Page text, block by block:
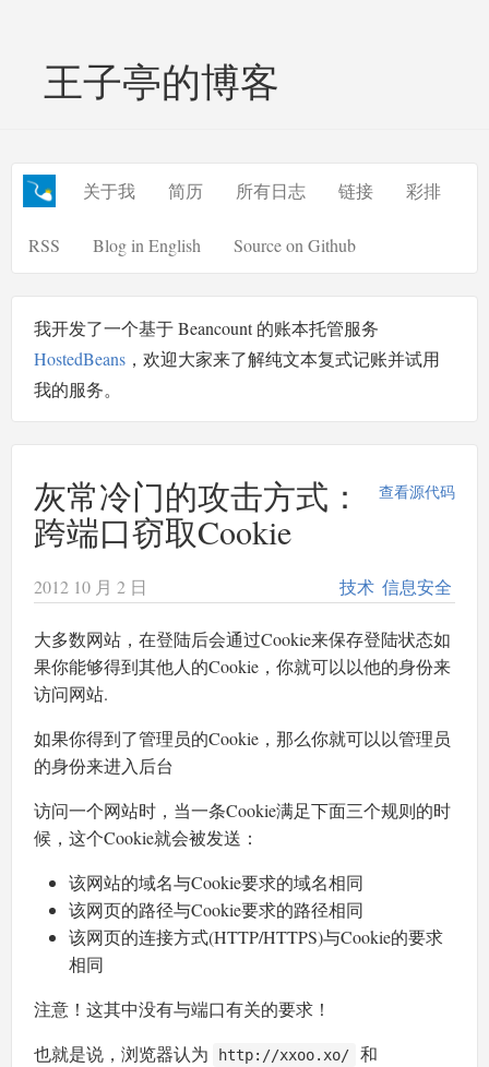
王子亭的博客
关于我 简历 所有日志 链接 彩排
RSS Blog in English Source on Github
我开发了一个基于 Beancount 的账本托管服务
HostedBeans ，欢迎大家来了解纯文本复式记账并试用
我的服务。
查看源代码
灰常冷门的攻击方式：
跨端口窃取Cookie
2012 10 月 2 日 技术 信息安全
大多数网站，在登陆后会通过Cookie来保存登陆状态如
果你能够得到其他人的Cookie，你就可以以他的身份来
访问网站.
如果你得到了管理员的Cookie，那么你就可以以管理员
的身份来进入后台
访问一个网站时，当一条Cookie满足下面三个规则的时
候，这个Cookie就会被发送：
该网站的域名与Cookie要求的域名相同
该网页的路径与Cookie要求的路径相同
该网页的连接方式(HTTP/HTTPS)与Cookie的要求
相同
注意！这其中没有与端口有关的要求！
也就是说，浏览器认为
http://xxoo.xo/ 和